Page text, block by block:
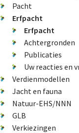
Pacht
Erfpacht
Erfpacht
Achtergronden
Publicaties
Uw reacties en
Verdienmodellen
Jacht en fauna
Natuur-EHS/NNN
GLB
Verkiezingen